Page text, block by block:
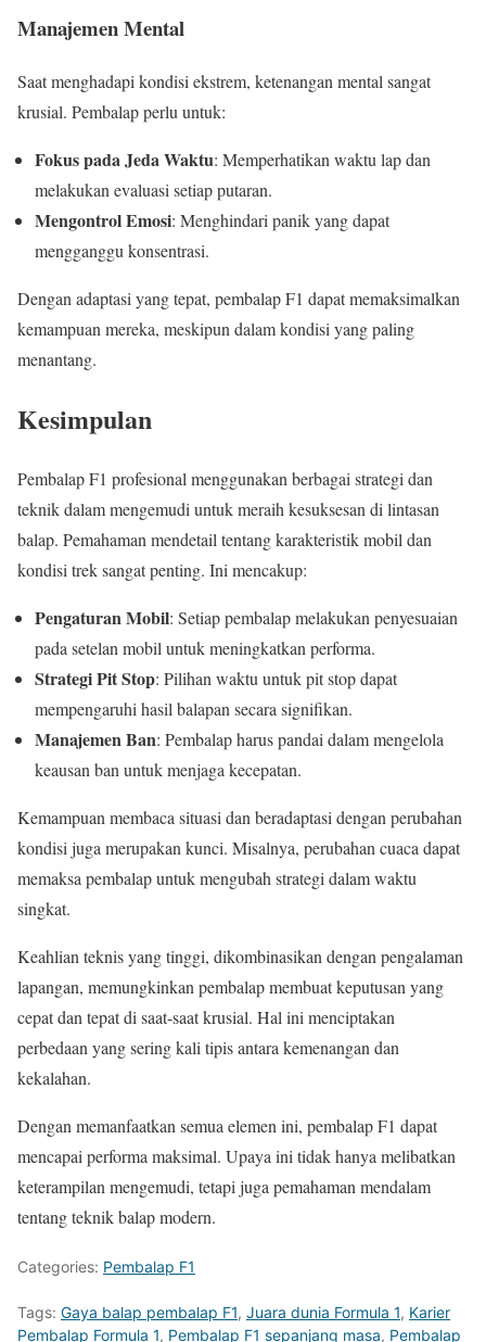
Manajemen Mental
Saat menghadapi kondisi ekstrem, ketenangan mental sangat
krusial. Pembalap perlu untuk:
Fokus pada Jeda Waktu: Memperhatikan waktu lap dan
melakukan evaluasi setiap putaran.
Mengontrol Emosi: Menghindari panik yang dapat
mengganggu konsentrasi.
Dengan adaptasi yang tepat, pembalap F1 dapat memaksimalkan
kemampuan mereka, meskipun dalam kondisi yang paling
menantang.
Kesimpulan
Pembalap F1 profesional menggunakan berbagai strategi dan
teknik dalam mengemudi untuk meraih kesuksesan di lintasan
balap. Pemahaman mendetail tentang karakteristik mobil dan
kondisi trek sangat penting. Ini mencakup:
Pengaturan Mobil: Setiap pembalap melakukan penyesuaian
pada setelan mobil untuk meningkatkan performa.
Strategi Pit Stop: Pilihan waktu untuk pit stop dapat
mempengaruhi hasil balapan secara signifikan.
Manajemen Ban: Pembalap harus pandai dalam mengelola
keausan ban untuk menjaga kecepatan.
Kemampuan membaca situasi dan beradaptasi dengan perubahan
kondisi juga merupakan kunci. Misalnya, perubahan cuaca dapat
memaksa pembalap untuk mengubah strategi dalam waktu
singkat.
Keahlian teknis yang tinggi, dikombinasikan dengan pengalaman
lapangan, memungkinkan pembalap membuat keputusan yang
cepat dan tepat di saat-saat krusial. Hal ini menciptakan
perbedaan yang sering kali tipis antara kemenangan dan
kekalahan.
Dengan memanfaatkan semua elemen ini, pembalap F1 dapat
mencapai performa maksimal. Upaya ini tidak hanya melibatkan
keterampilan mengemudi, tetapi juga pemahaman mendalam
tentang teknik balap modern.
Categories: Pembalap F1
Tags: Gaya balap pembalap F1, Juara dunia Formula 1, Karier
Pembalap Formula 1, Pembalap F1 sepanjang masa, Pembalap